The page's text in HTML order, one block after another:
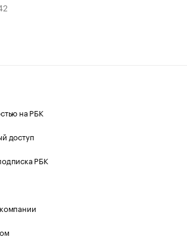
на РБК
доступ
РБК